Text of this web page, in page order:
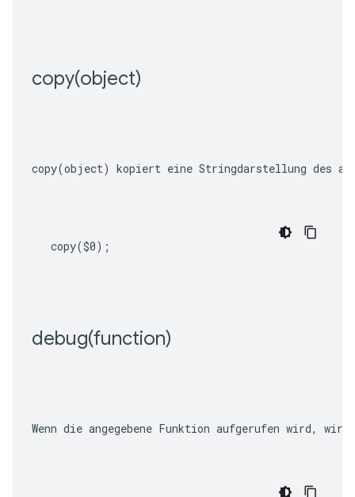
copy(object)
copy(object) kopiert eine Stringdarstellung des
copy($0);
debug(function)
Wenn die angegebene Funktion aufgerufen wird,